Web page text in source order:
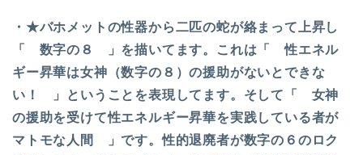
・★バホメットの性器から二匹の蛇が絡まって上昇し
「 数字の８ 」を描いてます。これは「 性エネル
ギー昇華は女神（数字の８）の援助がないとできな
い！ 」ということを表現してます。そして「 女神
の援助を受けて性エネルギー昇華を実践している者が
マトモな人間 」です。性的退廃者が数字の６のロク